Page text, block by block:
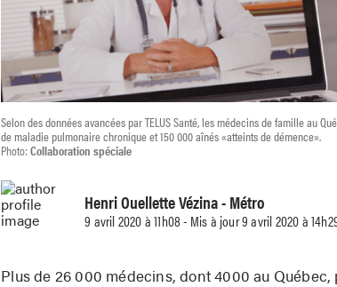
Selon des données avancées par TELUS Santé, les médecins de famille au
de maladie pulmonaire chronique et 150 000 aînés «atteints de démence».
Photo:Collaboration spéciale
Henri Ouellette Vézina- Métro
9 avril 2020 à 11h08 - Mis à jour 9 avril 2020 à
Plus de 26 000 médecins, dont 4000 au